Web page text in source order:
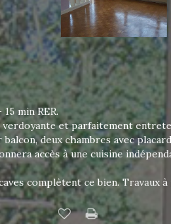
min RER.
verdoyante et parfaitement
deux chambres avec
accès à une cuisine
complètent ce bien. Travaux